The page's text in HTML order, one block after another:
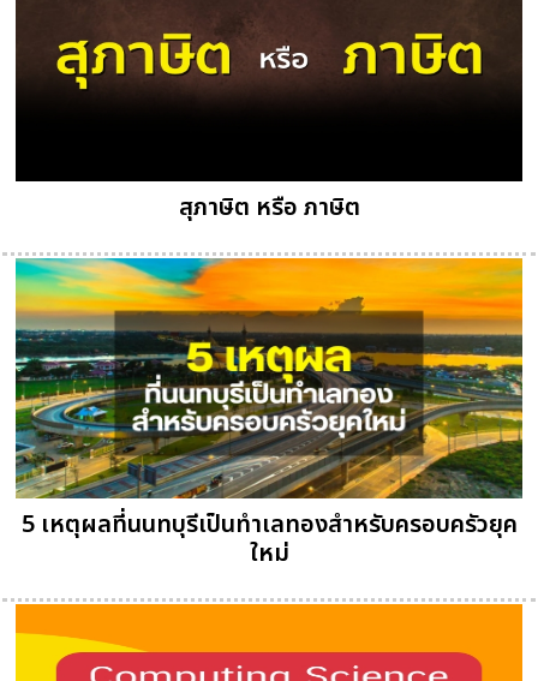
สุภาษิต หรือ ภาษิต
5 เหตุผลที่นนทบุรีเป็นทำเลทองสำหรับครอบครัวยุค
ใหม่